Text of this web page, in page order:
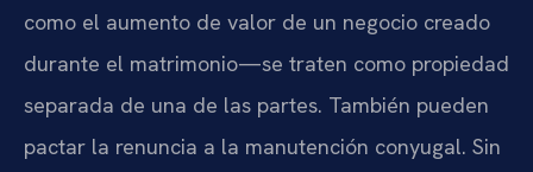
como el aumento de valor de un negocio creado
durante el matrimonio—se traten como propiedad
separada de una de las partes. También pueden
pactar la renuncia a la manutención conyugal. Sin